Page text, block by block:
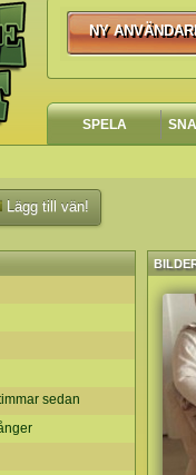
NY
NY
SPELA
Lägg till vän!
sedan